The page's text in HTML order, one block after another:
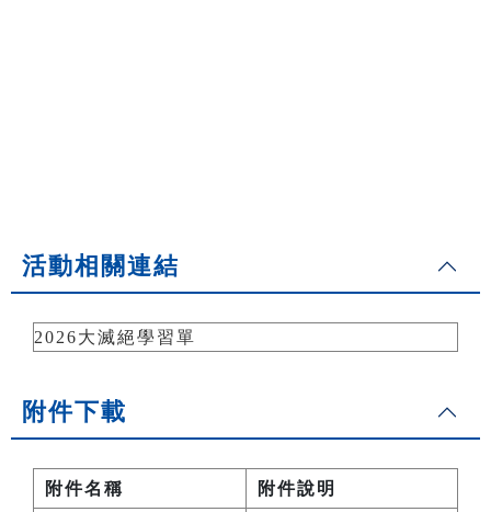
活動相關連結
2026大滅絕學習單
附件下載
附件名稱
附件說明